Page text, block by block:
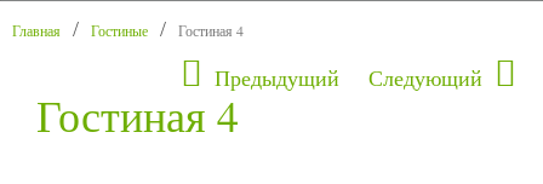
Главная Гостиные Гостиная 4
Предыдущий Следующий
Гостиная 4